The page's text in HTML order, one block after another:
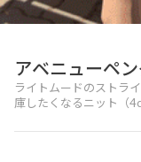
アベニューペ
ライトムードのストラ
庫したくなるニット（